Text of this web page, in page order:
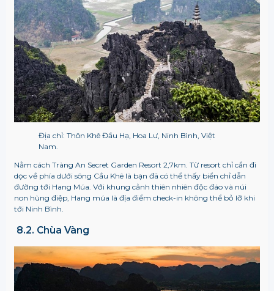
Địa chỉ: Thôn Khê Đầu Hạ, Hoa Lư, Ninh Bình, Việt
Nam.
Nằm cách Tràng An Secret Garden Resort 2,7km. Từ resort chỉ cần đi
dọc về phía dưới sông Cầu Khê là bạn đã có thể thấy biển chỉ dẫn
đường tới Hang Múa. Với khung cảnh thiên nhiên độc đáo và núi
non hùng điệp, Hang múa là địa điểm check-in không thể bỏ lỡ khi
tới Ninh Bình.
8.2. Chùa Vàng